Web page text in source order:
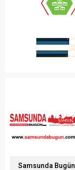
Samsunda Bugün